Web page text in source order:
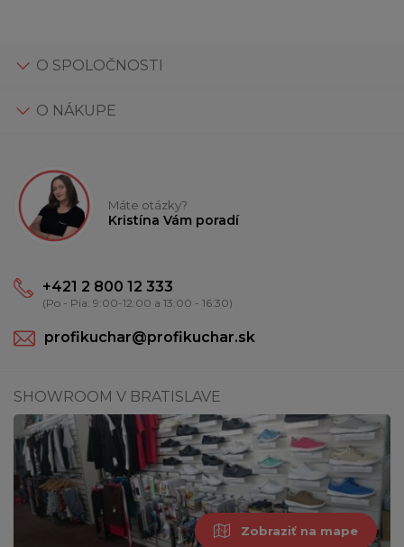
O SPOLOČNOSTI
O NÁKUPE
Máte otázky?
Kristína Vám poradí
+421 2 800 12 333
(Po - Pia: 9:00-12:00 a 13:00 - 16:30)
profikuchar@profikuchar.sk
SHOWROOM V BRATISLAVE
Zobraziť na mape